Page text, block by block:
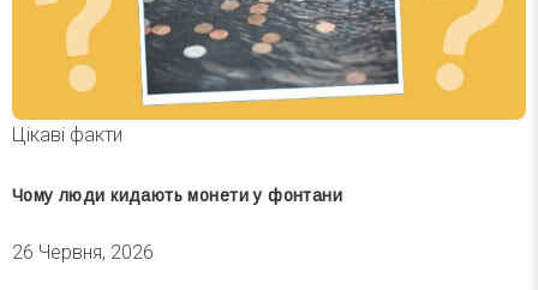
Цікаві факти
Чому люди кидають монети у фонтани
26 Червня, 2026